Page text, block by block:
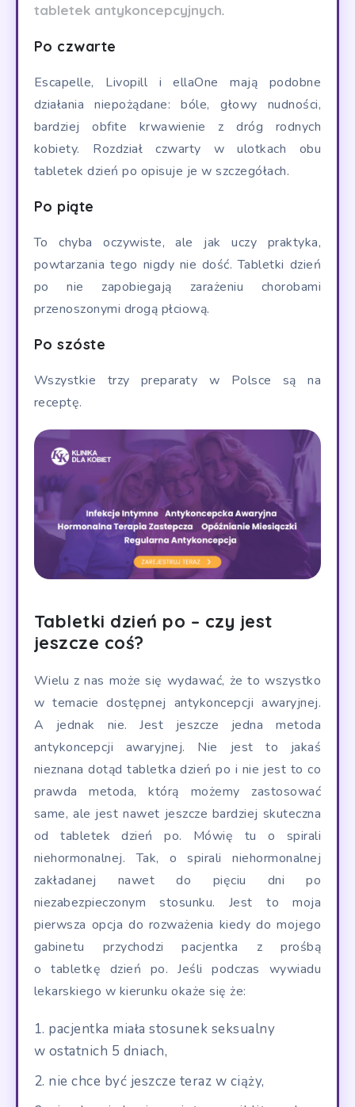
tabletek antykoncepcyjnych.
Po czwarte
Escapelle, Livopill i ellaOne mają podobne
działania niepożądane: bóle, głowy nudności,
bardziej obfite krwawienie z dróg rodnych
kobiety. Rozdział czwarty w ulotkach obu
tabletek dzień po opisuje je w szczegółach.
Po piąte
To chyba oczywiste, ale jak uczy praktyka,
powtarzania tego nigdy nie dość. Tabletki dzień
po nie zapobiegają zarażeniu chorobami
przenoszonymi drogą płciową.
Po szóste
Wszystkie trzy preparaty w Polsce są na
receptę.
Tabletki dzień po – czy jest
jeszcze coś?
Wielu z nas może się wydawać, że to wszystko
w temacie dostępnej antykoncepcji awaryjnej.
A jednak nie. Jest jeszcze jedna metoda
antykoncepcji awaryjnej. Nie jest to jakaś
nieznana dotąd tabletka dzień po i nie jest to co
prawda metoda, którą możemy zastosować
same, ale jest nawet jeszcze bardziej skuteczna
od tabletek dzień po. Mówię tu o spirali
niehormonalnej. Tak, o spirali niehormonalnej
zakładanej nawet do pięciu dni po
niezabezpieczonym stosunku. Jest to moja
pierwsza opcja do rozważenia kiedy do mojego
gabinetu przychodzi pacjentka z prośbą
o tabletkę dzień po. Jeśli podczas wywiadu
lekarskiego w kierunku okaże się że:
pacjentka miała stosunek seksualny
w ostatnich 5 dniach,
nie chce być jeszcze teraz w ciąży,